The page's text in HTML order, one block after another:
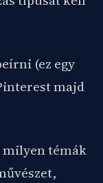
(ez egy
majd
milyen témák